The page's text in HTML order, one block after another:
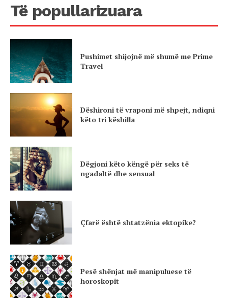
Të popullarizuara
Pushimet shijojnë më shumë me Prime
Travel
Dëshironi të vraponi më shpejt, ndiqni
këto tri këshilla
Dëgjoni këto këngë për seks të
ngadaltë dhe sensual
Çfarë është shtatzënia ektopike?
Pesë shënjat më manipuluese të
horoskopit